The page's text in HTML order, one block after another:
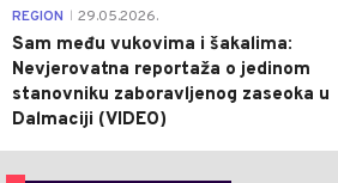
REGION 29.05.2026.
Sam među vukovima i šakalima:
Nevjerovatna reportaža o jedinom
stanovniku zaboravljenog zaseoka u
Dalmaciji (VIDEO)